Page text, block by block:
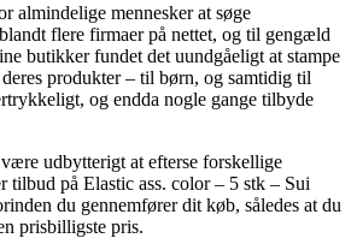
almindelige mennesker at søge
flere firmaer på nettet, og til gengæld
butikker fundet det uundgåeligt at stampe
produkter – til børn, og samtidig til
og endda nogle gange tilbyde
udbytterigt at efterse forskellige
tilbud på Elastic ass. color – 5 stk – Sui
du gennemfører dit køb, således at du
prisbilligste pris.